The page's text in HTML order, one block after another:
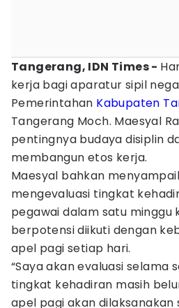
Tangerang, IDN Times -
kerja bagi aparatur sipil
Pemerintahan Kabupaten
Tangerang Moch. Maesyal
pentingnya budaya disiplin
membangun etos kerja.
Maesyal bahkan
mengevaluasi tingkat
pegawai dalam satu minggu
berpotensi diikuti dengan
apel pagi setiap hari.
“Saya akan evaluasi selama
tingkat kehadiran masih
apel pagi akan dilaksanakan